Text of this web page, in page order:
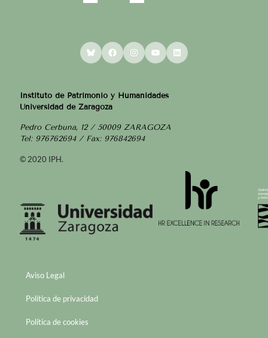
BlueskyFacebookInstagram
YouTubeLinkedIn
Instituto de Patrimonio y Humanidades
Universidad de Zaragoza
Pedro Cerbuna, 12 / 50009 ZARAGOZA
Tel: 976762694 / Fax: 976842694
© 2020 IPH.
Aviso Legal
Política de privacidad
Política de cookies